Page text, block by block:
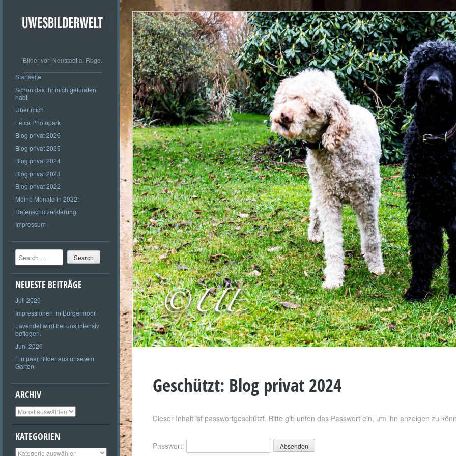
Bilder von Neustadt a. Rbge.
Startseite
Schön das ihr mich gefunden
habt.
Über mich
Leica Photopark
Blog privat 2026
Blog privat 2025
Blog privat 2024
Blog privat 2023
Blog privat 2022
Meine Monate in 2022:
Datenschutzerklärung
Impressum
Search
NEUESTE BEITRÄGE
Juli 2026
Impressionen im Bürgermoor
Lavendel wird bei uns intensiv
beflogen.
Juni 2026
Ein paar Bilder aus unserem
Garten
ARCHIV
Archiv
KATEGORIEN
Kategorien
Geschützt: Blog privat 2024
Dieser Inhalt ist passwortgeschützt. Bitte gib unten das Passwort ein, um ihn anzeigen zu
Passwort: